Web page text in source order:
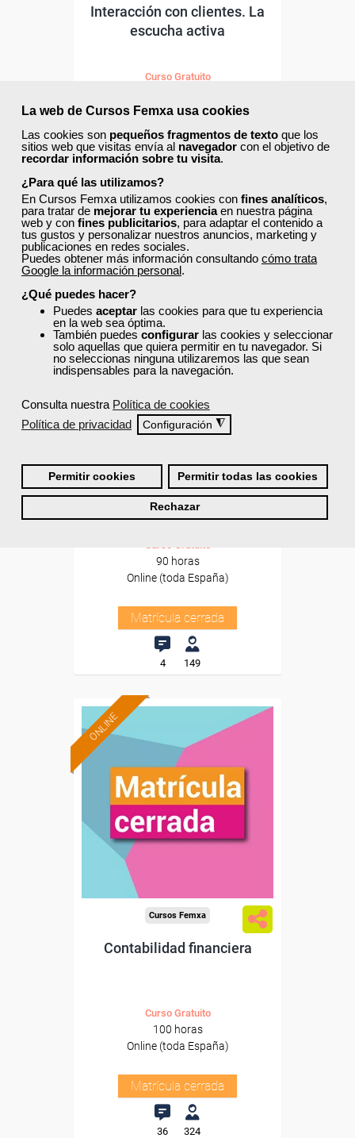
La web de Cursos Femxa usa cookies
Las cookies son pequeños fragmentos de texto que los
sitios web que visitas envía al navegador con el objetivo de
recordar información sobre tu visita.
¿Para qué las utilizamos?
En Cursos Femxa utilizamos cookies con fines analíticos,
para tratar de mejorar tu experienciaen nuestra página
web y con fines publicitarios, para adaptar el contenido a
tus gustos y personalizar nuestros anuncios, marketing y
publicaciones en redes sociales.
Puedes obtener más información consultando cómo trata
Google la información personal.
¿Qué puedes hacer?
Puedes aceptar las cookies para que tu experiencia
en la web sea óptima.
También puedes configurar las cookies y seleccionar
solo aquellas que quiera permitir en tu navegador. Si
no seleccionas ninguna utilizaremos las que sean
indispensables para la navegación.
Consulta nuestra Política de cookies
Política de privacidad
Configuración ◮
Permitir cookies Permitir todas las cookies
Rechazar
Interacción con clientes. La
escucha activa
Curso Gratuito
Online (toda España)
Matrícula cerrada
10 205
ONLINE
Contabilidad, administración
y gestión
Curso Gratuito
90 horas
Online (toda España)
Matrícula cerrada
4 149
ONLINE
Cursos Femxa
Contabilidad financiera
Curso Gratuito
100 horas
Online (toda España)
Matrícula cerrada
36 324